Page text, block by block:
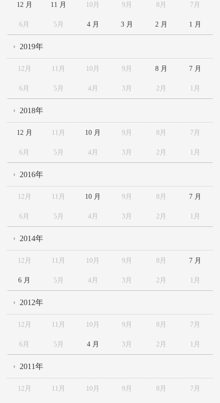
12 月 11 月 10月 9月 8月 7月
6月 5月 4 月 3 月 2 月 1 月
2019年
12月 11月 10月 9月 8 月 7 月
6月 5月 4月 3月 2月 1月
2018年
12 月 11月 10 月 9月 8月 7月
6月 5月 4月 3月 2月 1月
2016年
12月 11月 10 月 9月 8月 7 月
6月 5月 4月 3月 2月 1月
2014年
12月 11月 10月 9月 8月 7 月
6 月 5月 4月 3月 2月 1月
2012年
12月 11月 10月 9月 8月 7月
6月 5月 4 月 3月 2月 1月
2011年
12月 11月 10月 9月 8月 7月